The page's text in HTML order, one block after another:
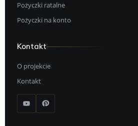
Pożyczki ratalne
Pożyczki na konto
Kontakt
O projekcie
Kontakt